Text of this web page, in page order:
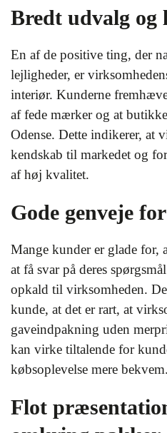
Bredt udvalg
En af de positive ting, der
lejligheder, er
interiør. Kunderne
af fede mærker og at
Odense. Dette indikerer, at
kendskab til markedet og
af høj kvalitet.
Gode genveje
Mange kunder er glade for,
at få svar på deres
opkald til virksomheden.
kunde, at det er rart, at
gaveindpakning uden
kan virke tiltalende for
købsoplevelse mere bekvem.
Flot